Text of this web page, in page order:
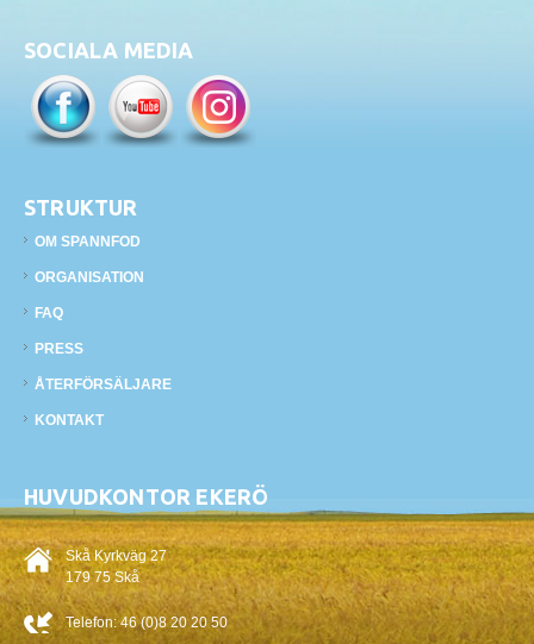
SOCIALA MEDIA
STRUKTUR
OM SPANNFOD
ORGANISATION
FAQ
PRESS
ÅTERFÖRSÄLJARE
KONTAKT
HUVUDKONTOR EKERÖ
Skå Kyrkväg 27
179 75 Skå
Telefon:46 (0)8 20 20 50